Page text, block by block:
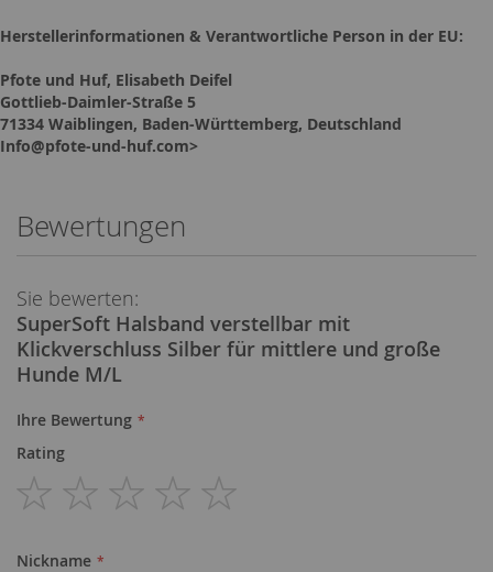
Herstellerinformationen & Verantwortliche Person in der EU:
Pfote und Huf, Elisabeth Deifel
Gottlieb-Daimler-Straße 5
71334 Waiblingen, Baden-Württemberg, Deutschland
Info@pfote-und-huf.com>
Bewertungen
Sie bewerten:
SuperSoft Halsband verstellbar mit
Klickverschluss Silber für mittlere und große
Hunde M/L
Ihre Bewertung
Rating
Nickname